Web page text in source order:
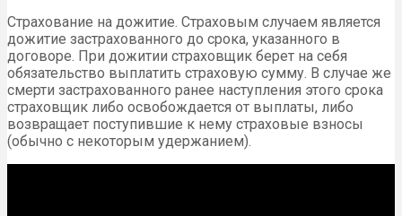
Страхование на дожитие. Страховым случаем является
дожитие застрахованного до срока, указанного в
договоре. При дожитии страховщик берет на себя
обязательство выплатить страховую сумму. В случае же
смерти застрахованного ранее наступления этого срока
страховщик либо освобождается от выплаты, либо
возвращает поступившие к нему страховые взносы
(обычно с некоторым удержанием).